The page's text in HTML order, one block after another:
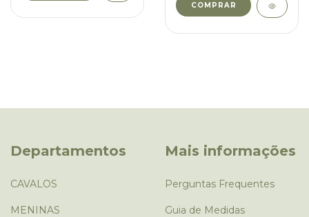
COMPRAR
Departamentos
CAVALOS
MENINAS
Mais informações
Perguntas Frequentes
Guia de Medidas